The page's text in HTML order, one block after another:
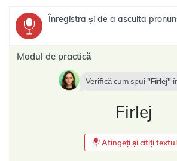
Înregistra și de a asculta
Modul de practică
Verifică cum spui Firlej
Firlej
Atingeți și citiți textul